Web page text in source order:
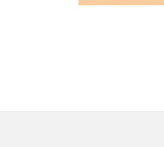
229 Kč
183 Kč